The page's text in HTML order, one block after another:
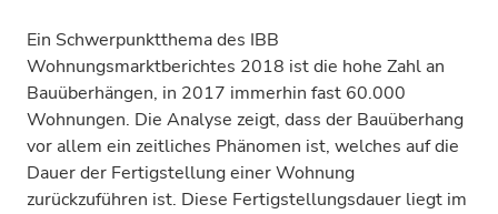
Ein Schwerpunktthema des IBB
Wohnungsmarktberichtes 2018 ist die hohe Zahl an
Bauüberhängen, in 2017 immerhin fast 60.000
Wohnungen. Die Analyse zeigt, dass der Bauüberhang
vor allem ein zeitliches Phänomen ist, welches auf die
Dauer der Fertigstellung einer Wohnung
zurückzuführen ist. Diese Fertigstellungsdauer liegt im